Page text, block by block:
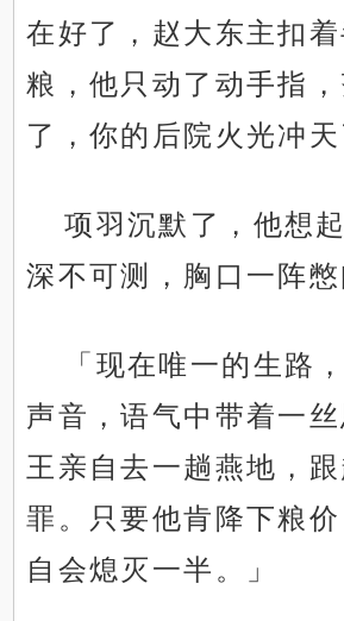
在好了，赵大东主扣
粮，他只动了动手指
了，你的后院火光冲天
项羽沉默了，他想
深不可测，胸口一阵憋
「现在唯一的生路
声音，语气中带着一
王亲自去一趟燕地，
罪。只要他肯降下粮
自会熄灭一半。」